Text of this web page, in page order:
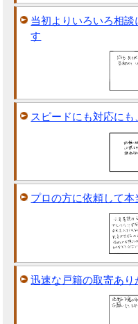
当初よりいろいろ相
す
スピードにも対応に
プロの方に依頼して
迅速な戸籍の取寄あり